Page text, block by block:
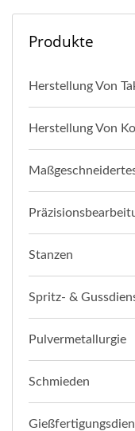
Produkte
Herstellung Von
Herstellung Von
Stanzen
Spritz- &
Pulvermetallurgie
Schmieden